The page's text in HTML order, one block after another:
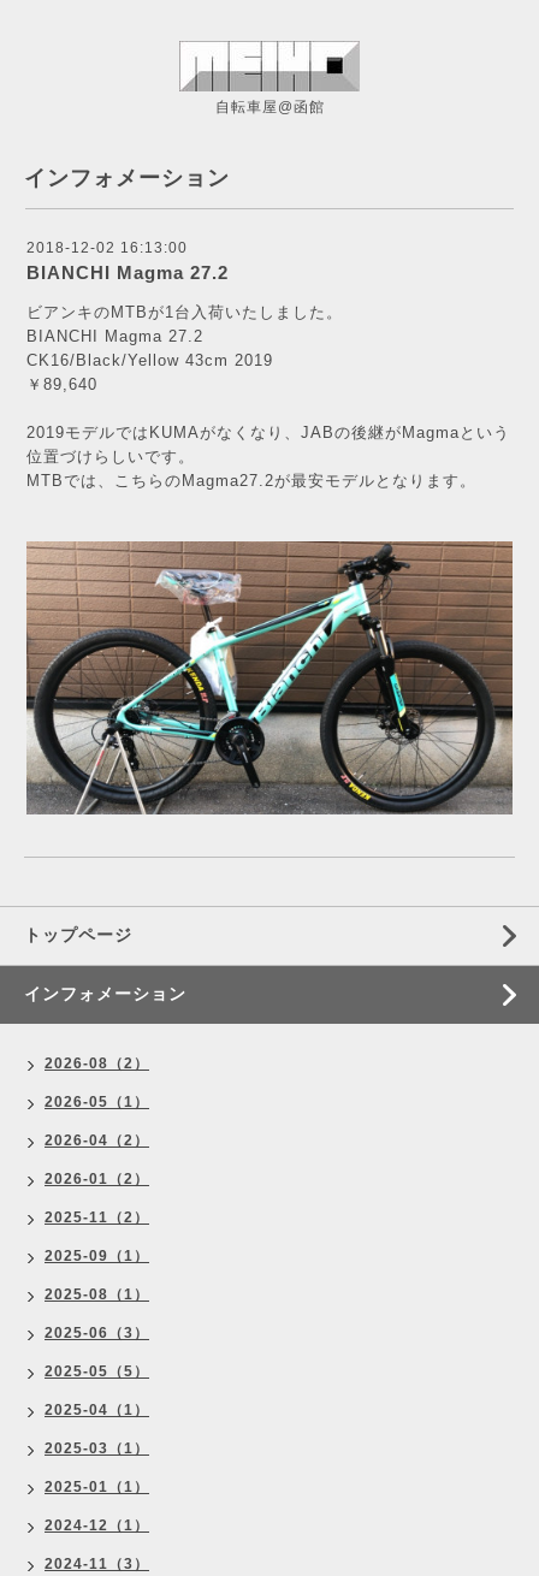
自転車屋@函館
インフォメーション
2018-12-02 16:13:00
BIANCHI Magma 27.2
ビアンキのMTBが1台入荷いたしました。
BIANCHI Magma 27.2
CK16/Black/Yellow 43cm 2019
￥89,640
2019モデルではKUMAがなくなり、JABの後継がMagmaという
位置づけらしいです。
MTBでは、こちらのMagma27.2が最安モデルとなります。
トップページ
インフォメーション
2026-08（2）
2026-05（1）
2026-04（2）
2026-01（2）
2025-11（2）
2025-09（1）
2025-08（1）
2025-06（3）
2025-05（5）
2025-04（1）
2025-03（1）
2025-01（1）
2024-12（1）
2024-11（3）